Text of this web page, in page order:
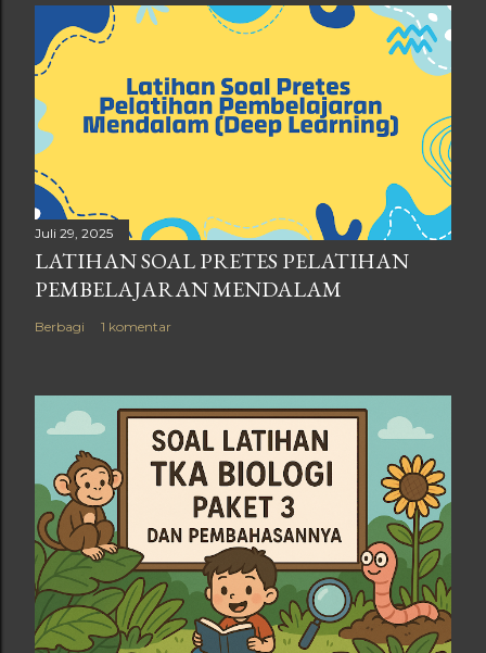
Juli 29, 2025
LATIHAN SOAL PRETES PELATIHAN
PEMBELAJARAN MENDALAM
Berbagi 1 komentar